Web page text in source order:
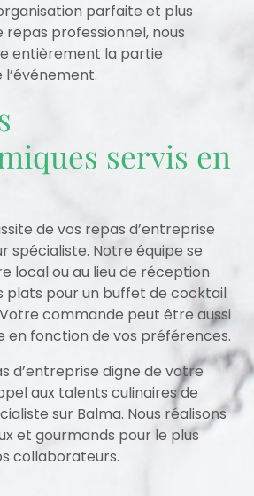
parfaite et plus
professionnel, nous
entièrement la partie
servis en
de vos repas d’entreprise
spécialiste. Notre équipe se
local ou au lieu de réception
plats pour un buffet de cocktail
commande peut être aussi
fonction de vos préférences.
d’entreprise digne de votre
aux talents culinaires de
sur Balma. Nous réalisons
et gourmands pour le plus
collaborateurs.